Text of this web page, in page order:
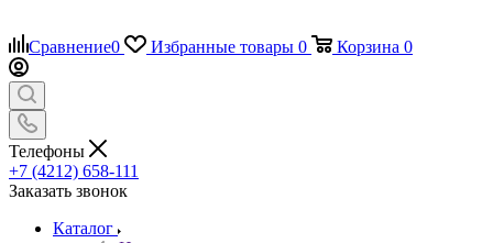
Сравнение0 Избранные товары 0 Корзина 0
Телефоны
+7 (4212) 658-111
Заказать звонок
Каталог